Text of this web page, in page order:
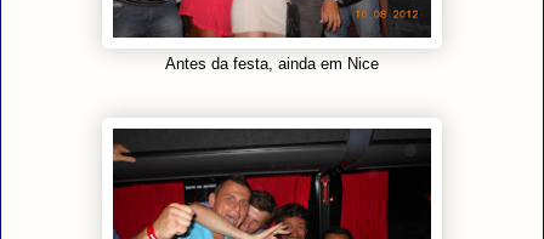
Antes da festa, ainda em Nice